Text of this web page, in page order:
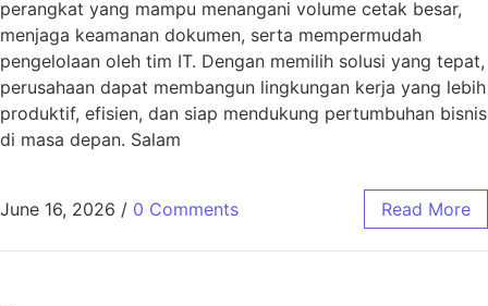
perangkat yang mampu menangani volume cetak besar,
menjaga keamanan dokumen, serta mempermudah
pengelolaan oleh tim IT. Dengan memilih solusi yang tepat,
perusahaan dapat membangun lingkungan kerja yang lebih
produktif, efisien, dan siap mendukung pertumbuhan bisnis
di masa depan. Salam
June 16, 2026 / 0 Comments Read More